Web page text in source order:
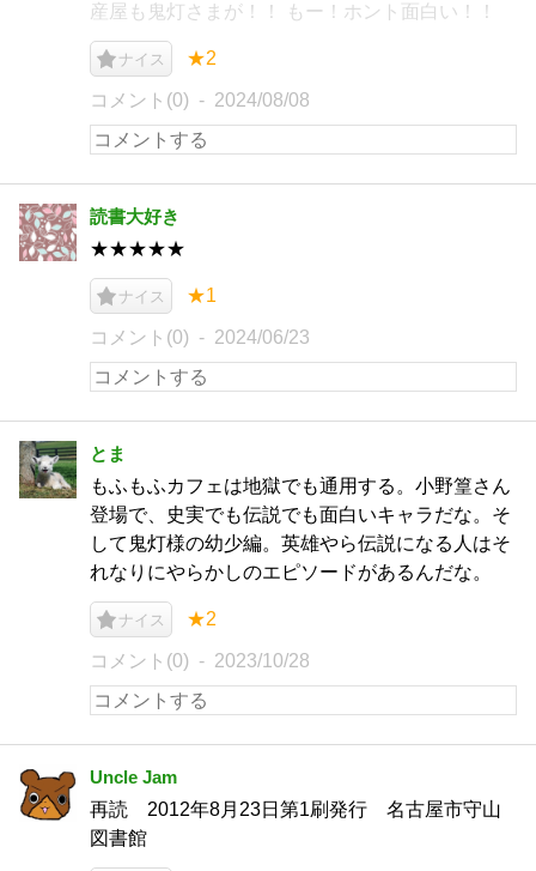
産屋も鬼灯さまが！！ もー！ホント面白い！！
ナイス ★2
コメント(0) 2024/08/08
読書大好き
★★★★★
ナイス ★1
コメント(0) 2024/06/23
とま
もふもふカフェは地獄でも通用する。小野篁さん
登場で、史実でも伝説でも面白いキャラだな。そ
して鬼灯様の幼少編。英雄やら伝説になる人はそ
れなりにやらかしのエピソードがあるんだな。
ナイス ★2
コメント(0) 2023/10/28
Uncle Jam
再読 2012年8月23日第1刷発行 名古屋市守山
図書館